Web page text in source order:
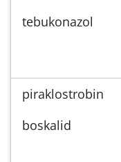
tebukonazol
piraklostrobin
boskalid